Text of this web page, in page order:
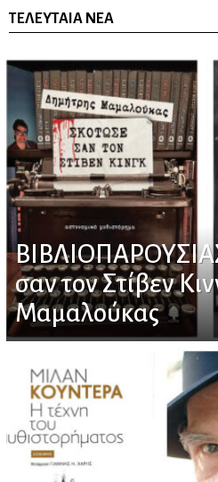
ΤΕΛΕΥΤΑΊΑ ΝΈΑ
σαν τον Στίβεν
Μαμαλούκας